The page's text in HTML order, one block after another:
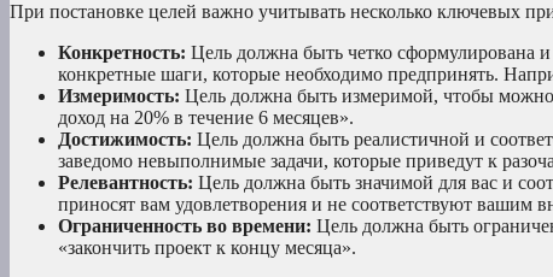
При постановке целей важно учитывать несколько ключевых
Конкретность: Цель должна быть четко сформулирована
конкретные шаги, которые необходимо предпринять.
Измеримость: Цель должна быть измеримой, чтобы можно
доход на 20% в течение 6 месяцев».
Достижимость: Цель должна быть реалистичной и
заведомо невыполнимые задачи, которые приведут к
Релевантность: Цель должна быть значимой для вас и
приносят вам удовлетворения и не соответствуют вашим
Ограниченность во времени: Цель должна быть
«закончить проект к концу месяца».